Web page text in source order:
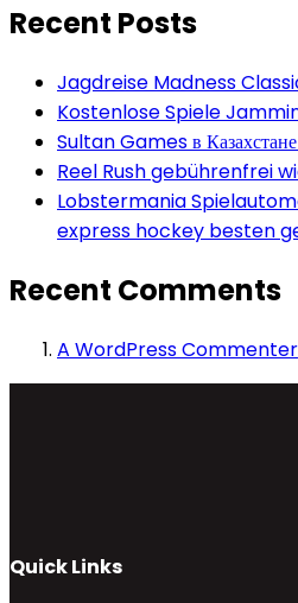
Recent Posts
Jagdreise Madness
Kostenlose Spiele
Sultan Games в
Reel Rush gebührenfrei
Lobstermania
express hockey besten
Recent Comments
A WordPress Commenter
Quick Links